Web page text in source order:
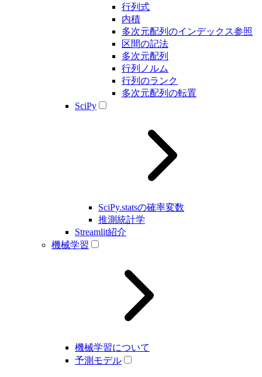
行列式
内積
多次元配列のインデックス参照
区間の記法
多次元配列
行列ノルム
行列のランク
多次元配列の転置
SciPy
SciPy.statsの確率変数
推測統計学
Streamlit紹介
機械学習
機械学習について
予測モデル